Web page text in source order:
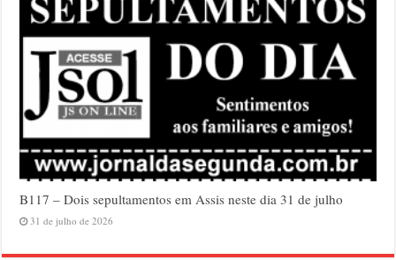
B117 – Dois sepultamentos em Assis neste dia 31 de julho
31 de julho de 2026